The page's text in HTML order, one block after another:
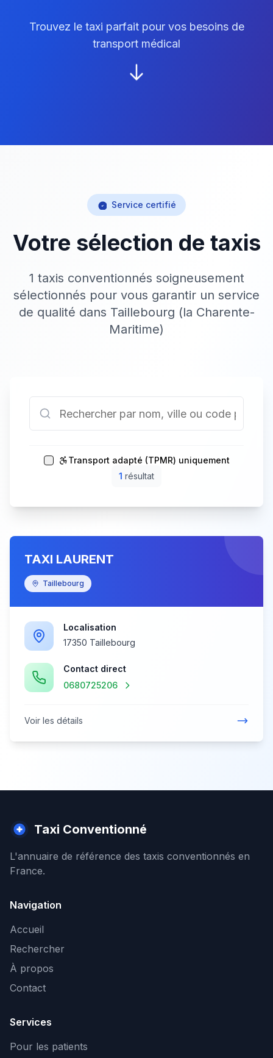
Trouvez le taxi parfait pour vos besoins de
transport médical
Service certifié
Votre sélection de taxis
1 taxis conventionnés soigneusement
sélectionnés pour vous garantir un service
de qualité dans Taillebourg (la Charente-
Maritime)
Transport adapté (TPMR) uniquement
1 résultat
TAXI LAURENT
Taillebourg
Localisation
17350 Taillebourg
Contact direct
0680725206
Voir les détails
Taxi Conventionné
L'annuaire de référence des taxis conventionnés en
France.
Navigation
Accueil
Rechercher
À propos
Contact
Services
Pour les patients